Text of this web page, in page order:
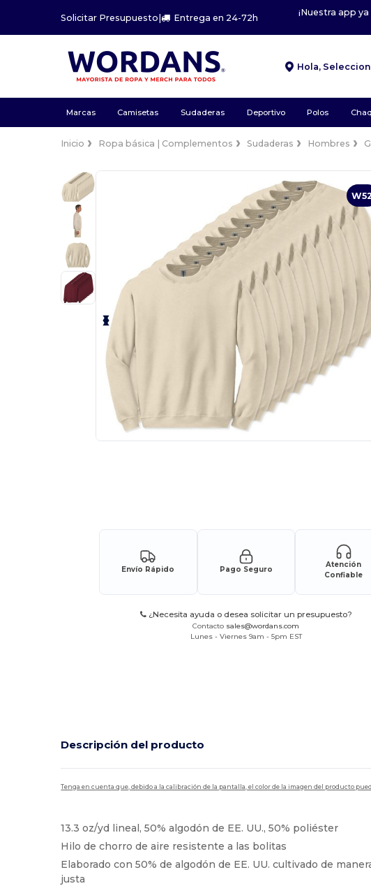
Solicitar Presupuesto| Entrega en 24-72h
¡Nuestra app
Hola,
Marcas Camisetas Sudaderas Deportivo Polos
Inicio Ropa básica | Complementos Sudaderas Hombres
Envío Rápido Pago Seguro
Atención
Confiable
¿Necesita ayuda o desea solicitar un presupuesto?
Contacto sales@wordans.com
Lunes - Viernes 9am - 5pm EST
Descripción del producto
Tenga en cuenta que, debido a la calibración de la pantalla, el color de la imagen del producto
13.3 oz/yd lineal, 50% algodón de EE. UU., 50% poliéster
Hilo de chorro de aire resistente a las bolitas
Elaborado con 50% de algodón de EE. UU. cultivado de
justa